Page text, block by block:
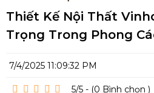
Thiết Kế Nội Thất
Trọng Trong Phong
7/4/2025 11:09:32 PM
5/5 - (0 Bình chọn )